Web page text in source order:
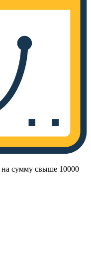
на сумму свыше 10000